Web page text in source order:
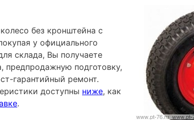
без кронштейна с
у официального
склада, Вы получаете
предпродажную подготовку,
гарантийный ремонт.
доступны ниже, как
.